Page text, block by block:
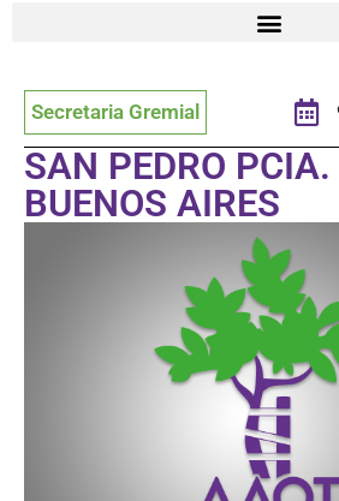
Secretaria Gremial
SAN PEDRO PCIA.
BUENOS AIRES